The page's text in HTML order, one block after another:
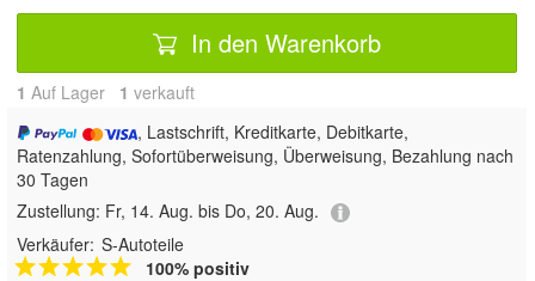
In den Warenkorb
1 Auf Lager 1 verkauft
, Lastschrift, Kreditkarte, Debitkarte,
Ratenzahlung, Sofortüberweisung, Überweisung, Bezahlung nach
30 Tagen
Zustellung: Fr, 14. Aug. bis Do, 20. Aug.
Verkäufer: S-Autoteile
100% positiv